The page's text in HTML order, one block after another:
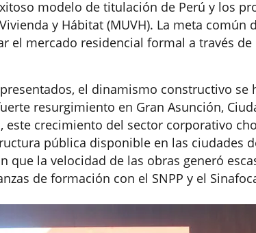
modelo de titulación de Perú y los
y Hábitat (MUVH). La meta común
el mercado residencial formal a través
el dinamismo constructivo se
resurgimiento en Gran Asunción,
este crecimiento del sector corporativo
pública disponible en las ciudades
que la velocidad de las obras generó
de formación con el SNPP y el